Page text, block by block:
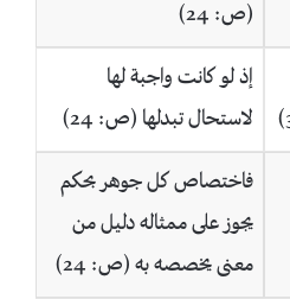
(ص: 24)
إذ لو كانت واجبة لها
لاستحال تبدلها (ص: 24)
فاختصاص كل جوهر بحكم
يجوز على ممثاله دليل من
معنى يخصصه به (ص: 24)